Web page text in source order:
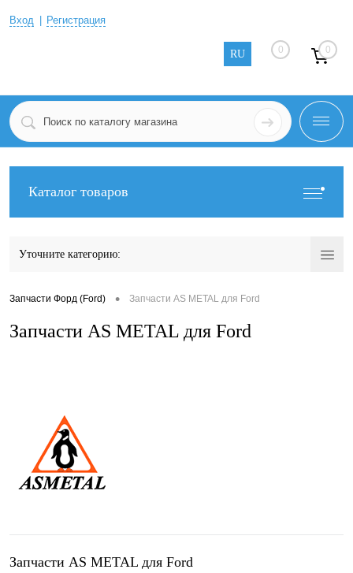
Вход Регистрация
RU 0 0
Каталог товаров
Уточните категорию:
Запчасти Форд (Ford) • Запчасти AS METAL для Ford
Запчасти AS METAL для Ford
Запчасти AS METAL для Ford